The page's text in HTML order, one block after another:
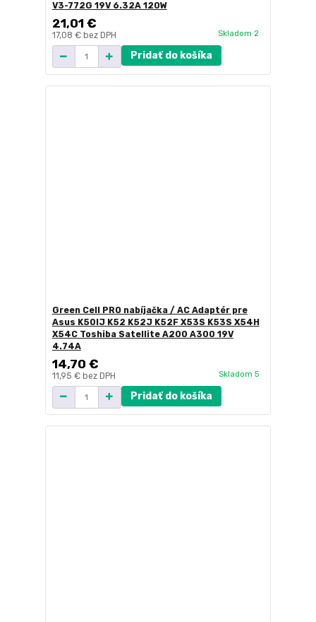
V3-772G 19V 6.32A 120W
21,01 €
17,08 € bez DPH Skladom 2
Pridať do košíka
Green Cell PRO nabíjačka / AC Adaptér pre
Asus K50IJ K52 K52J K52F X53S K53S X54H
X54C Toshiba Satellite A200 A300 19V
4.74A
14,70 €
11,95 € bez DPH Skladom 5
Pridať do košíka